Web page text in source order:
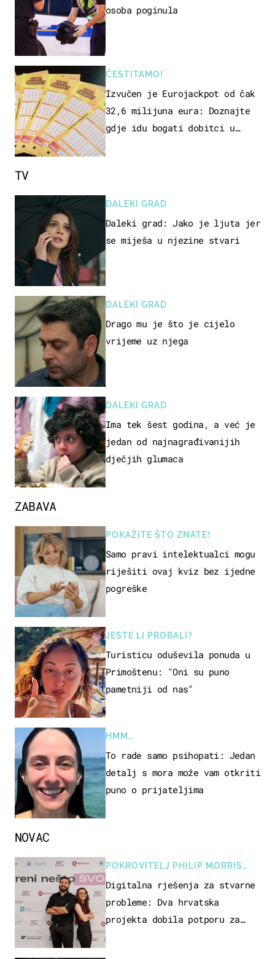
osoba poginula
ČESTITAMO!
Izvučen je Eurojackpot od čak
32,6 milijuna eura: Doznajte
gdje idu bogati dobitci u
ZABAVA
POKAŽITE ŠTO ZNATE!
Samo pravi intelektualci mogu
riješiti ovaj kviz bez ijedne
pogreške
JESTE LI PROBALI?
Turisticu oduševila ponuda u
Primoštenu: "Oni su puno
pametniji od nas"
HMM…
To rade samo psihopati: Jedan
detalj s mora može vam otkriti
puno o prijateljima
TV
DALEKI GRAD
Daleki grad: Jako je ljuta jer
se miješa u njezine stvari
DALEKI GRAD
Drago mu je što je cijelo
vrijeme uz njega
DALEKI GRAD
Ima tek šest godina, a već je
jedan od najnagrađivanijih
dječjih glumaca
NOVAC
POKROVITELJ PHILIP MORRIS
ZAGREB
Digitalna rješenja za stvarne
probleme: Dva hrvatska
projekta dobila potporu za